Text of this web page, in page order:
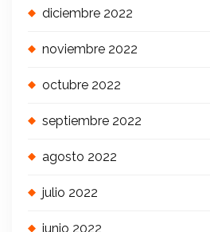
diciembre 2022
noviembre 2022
octubre 2022
septiembre 2022
agosto 2022
julio 2022
junio 2022